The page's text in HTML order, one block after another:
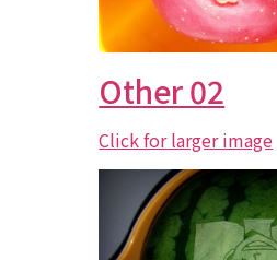
Other 02
Click for larger image